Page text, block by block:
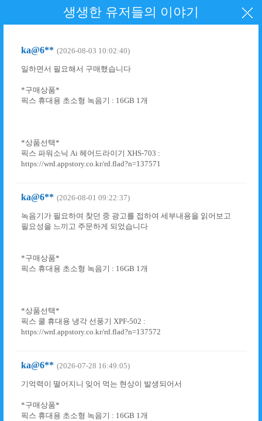
생생한 유저들의 이야기
ka@6** (2026-08-03 10:02:40)
일하면서 필요해서 구매했습니다
*구매상품*
픽스 휴대용 초소형 녹음기 : 16GB 1개
*상품선택*
픽스 파워소닉 Ai 헤어드라이기 XHS-703 :
https://wrd.appstory.co.kr/rd.flad?n=137571
ka@6** (2026-08-01 09:22:37)
녹음기가 필요하여 찾던 중 광고를 접하여 세부내용을 읽어보고
필요성을 느끼고 주문하게 되었습니다
*구매상품*
픽스 휴대용 초소형 녹음기 : 16GB 1개
*상품선택*
픽스 쿨 휴대용 냉각 선풍기 XPF-502 :
https://wrd.appstory.co.kr/rd.flad?n=137572
ka@6** (2026-07-28 16:49:05)
기억력이 떨어지니 잊어 먹는 현상이 발생되어서
*구매상품*
픽스 휴대용 초소형 녹음기 : 16GB 1개